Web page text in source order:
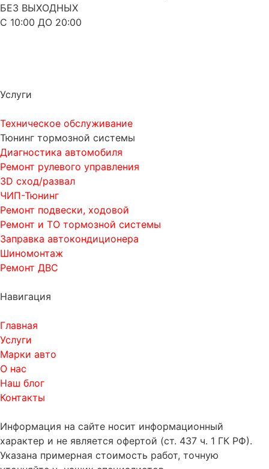
БЕЗ ВЫХОДНЫХ
С 10:00 ДО 20:00
Услуги
Техническое обслуживание
Тюнинг тормозной системы
Диагностика автомобиля
Ремонт рулевого управления
3D сход/развал
ЧИП-Тюнинг
Ремонт подвески, ходовой
Ремонт и ТО тормозной системы
Заправка автокондиционера
Шиномонтаж
Ремонт ДВС
Навигация
Главная
Услуги
Марки авто
О нас
Наш блог
Контакты
Информация на сайте носит информационный
характер и не является офертой (ст. 437 ч. 1 ГК РФ).
Указана примерная стоимость работ, точную